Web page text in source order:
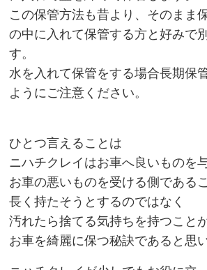
この保管方法も昔より、そのまま
の中に入れて保管する方と好みで
す。
水を入れて保管をする場合長期保
ようにご注意ください。
ひとつ言えることは
ニハチクレイはお車へ良いものを
お車の悪いものを受ける側である
長く持たそうとするのではなく
汚れたら捨てる気持ちを持つこと
お車を綺麗に保つ秘訣であると思